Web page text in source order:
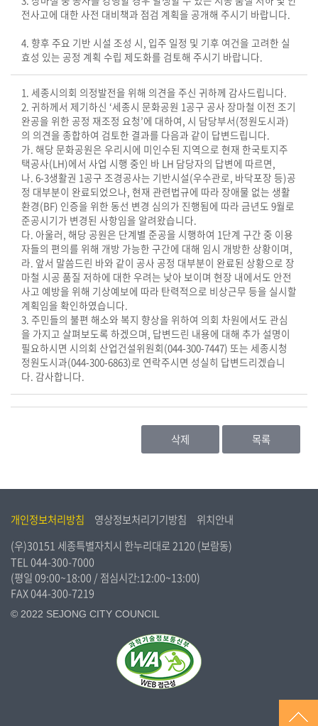
전사고에 대한 사전 대비책과 점검 계획을 공개해 주시기 바랍니다.
4. 향후 주요 기반 시설 조성 시, 입주 일정 및 기후 여건을 고려한 실
효성 있는 공정 계획 수립 제도화를 검토해 주시기 바랍니다.
1. 세종시의회 의정발전을 위해 의견을 주신 귀하께 감사드립니다.
2. 귀하께서 제기하신 ‘세종시 문화공원 1공구 공사 장마철 이전 조기
완공을 위한 공정 재조정 요청’에 대하여, 시 담당부서(정원도시과)
의 의견을 종합하여 검토한 결과를 다음과 같이 답변드립니다.
가. 해당 문화공원은 우리시에 미인수된 지역으로 현재 한국토지주
택공사(LH)에서 사업 시행 중인 바 LH 담당자의 답변에 따르면,
나. 6-3생활권 1공구 조경공사는 기반시설(우수관로, 바닥포장 등)공
정 대부분이 완료되었으나, 현재 관련법규에 따라 장애물 없는 생활
환경(BF) 인증을 위한 동선 변경 심의가 진행됨에 따라 금년도 9월로
준공시기가 변경된 사항임을 알려왔습니다.
다. 아울러, 해당 공원은 단계별 준공을 시행하여 1단계 구간 중 이용
자들의 편의를 위해 개방 가능한 구간에 대해 임시 개방한 상황이며,
라. 앞서 말씀드린 바와 같이 공사 공정 대부분이 완료된 상황으로 장
마철 시공 품질 저하에 대한 우려는 낮아 보이며 현장 내에서도 안전
사고 예방을 위해 기상예보에 따라 탄력적으로 비상근무 등을 실시할
계획임을 확인하였습니다.
3. 주민들의 불편 해소와 복지 향상을 위하여 의회 차원에서도 관심
을 가지고 살펴보도록 하겠으며, 답변드린 내용에 대해 추가 설명이
필요하시면 시의회 산업건설위원회(044-300-7447) 또는 세종시청
정원도시과(044-300-6863)로 연락주시면 성실히 답변드리겠습니
다. 감사합니다.
삭제 목록
개인정보처리방침 영상정보처리기기방침
위치안내
(우)30151 세종특별자치시 한누리대로 2120 (보람동)
TEL044-300-7000
(평일 09:00~18:00 / 점심시간:12:00~13:00)
FAX 044-300-7219
© 2022 SEJONG CITY COUNCIL